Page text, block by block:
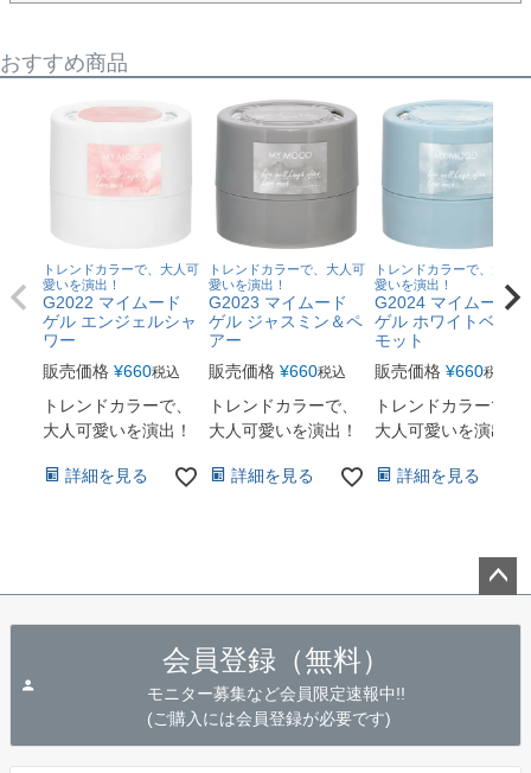
おすすめ商品
トレンドカラーで、大人可
愛いを演出！
G2022 マイムード
ゲル エンジェルシャ
ワー
販売価格 ¥660税込
トレンドカラーで、
大人可愛いを演出！
詳細を見る
トレンドカラーで、大人可
愛いを演出！
G2023 マイムード
ゲル ジャスミン＆ペ
アー
販売価格 ¥660税込
トレンドカラーで、
大人可愛いを演出！
詳細を見る
トレンドカラーで、大人可
愛いを演出！
G2024 マイムード
ゲル ホワイトベルガ
モット
販売価格 ¥660税込
トレンドカラーで、
大人可愛いを演出！
詳細を見る
会員登録（無料）
モニター募集など会員限定速報中!!
(ご購入には会員登録が必要です)